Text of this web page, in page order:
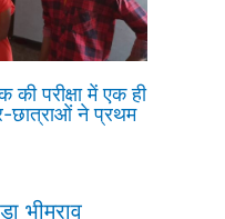
परीक्षा में एक ही
छात्राओं ने प्रथम